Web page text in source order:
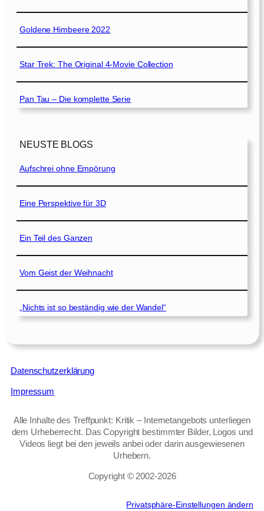
Goldene Himbeere 2022
Star Trek: The Original 4-Movie Collection
Pan Tau – Die komplette Serie
NEUSTE BLOGS
Aufschrei ohne Empörung
Eine Perspektive für 3D
Ein Teil des Ganzen
Vom Geist der Weihnacht
„Nichts ist so beständig wie der Wandel“
Datenschutzerklärung
Impressum
Alle Inhalte des Treffpunkt: Kritik – Internetangebots unterliegen
dem Urheberrecht. Das Copyright bestimmter Bilder, Logos und
Videos liegt bei den jeweils anbei oder darin ausgewiesenen
Urhebern.
Copyright © 2002‑2026
Privatsphäre-Einstellungen ändern